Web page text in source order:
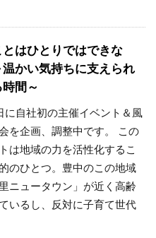
はひとりではできな
かい気持ちに支えられ
間～
に自社初の主催イベント＆風
を企画、調整中です。 この
は地域の力を活性化するこ
のひとつ。豊中のこの地域
ニュータウン」が近く高齢
いるし、反対に子育て世代